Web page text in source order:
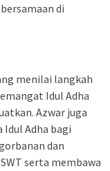
di
menilai langkah
Idul Adha
Azwar juga
Idul Adha bagi
dan
serta membawa